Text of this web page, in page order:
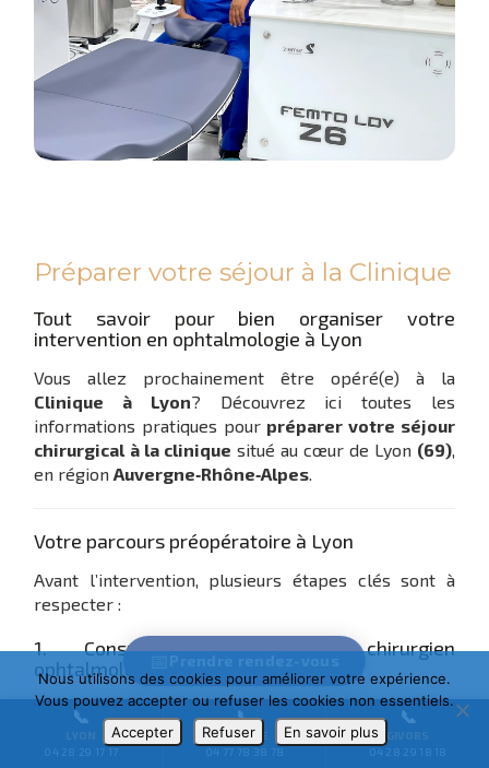
Préparer votre séjour à la Clinique
Tout savoir pour bien organiser votre
intervention en ophtalmologie à Lyon
Vous allez prochainement être opéré(e) à la
Clinique à Lyon? Découvrez ici toutes les
informations pratiques pour préparer votre séjour
chirurgical à la clinique situé au cœur de Lyon (69),
en régionAuvergne‑Rhône‑Alpes.
Votre parcours préopératoire à Lyon
Avant l’intervention, plusieurs étapes clés sont à
respecter :
1. Consultation avec le chirurgien
ophtalmologue à Givors
Elle comprend :
Unexamen médical approfondi
📞
LYON
04 28 29 17 17
📞
ROANNE
04 77 78 38 78
📞
GIVORS
04 28 29 18 18
Nous utilisons des cookies pour améliorer votre expérience.
Vous pouvez accepter ou refuser les cookies non essentiels.
Accepter
Refuser En savoir plus